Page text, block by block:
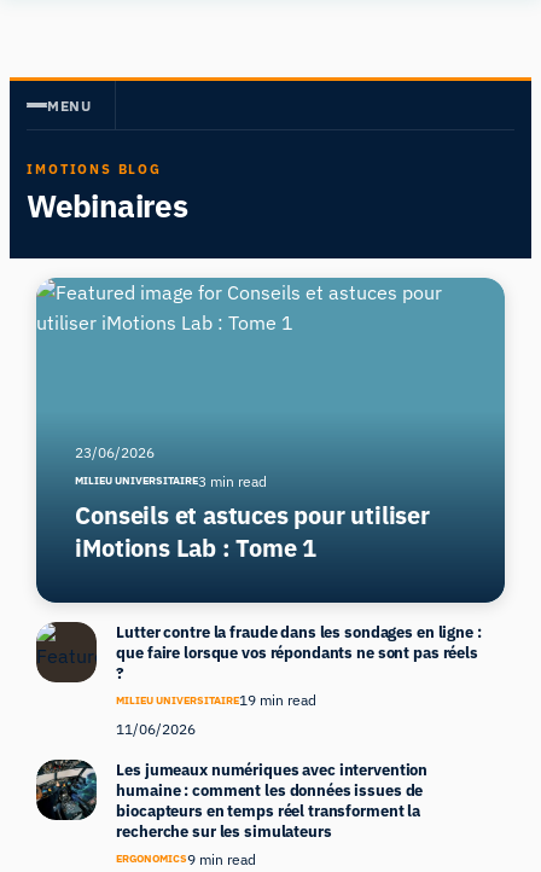
MENU
IMOTIONS BLOG
Webinaires
Conseils et astuces pour utiliser
iMotions Lab : Tome 1
MILIEU UNIVERSITAIRE3 min read
23/06/2026
Lutter contre la fraude dans les sondages en ligne :
que faire lorsque vos répondants ne sont pas réels
?
MILIEU UNIVERSITAIRE19 min read
11/06/2026
Les jumeaux numériques avec intervention
humaine : comment les données issues de
biocapteurs en temps réel transforment la
recherche sur les simulateurs
ERGONOMICS9 min read